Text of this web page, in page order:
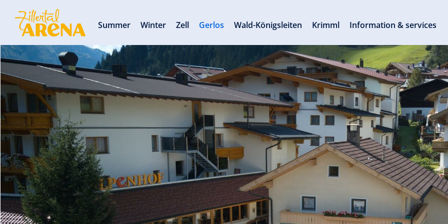
Summer Winter Zell Gerlos Wald-Königsleiten Krimml Information & services